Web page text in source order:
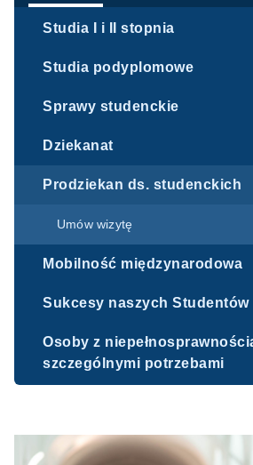
Studia I i II stopnia
Studia podyplomowe
Sprawy studenckie
Dziekanat
Prodziekan ds. studenckich
Umów wizytę
Mobilność międzynarodowa
Sukcesy naszych Studentów
Osoby z
szczególnymi potrzebami